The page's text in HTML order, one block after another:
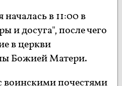
в 11:00 в
и досуга", после чего
в церкви
Божией Матери.
почестями